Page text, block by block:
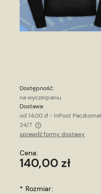
Dostępność:
na wyczerpaniu
Dostawa:
od 14,00 zł- InPost
24/7
Cena nie zawiera
sprawdź formy dostawy
Cena:
140,00 zł
* Rozmiar: